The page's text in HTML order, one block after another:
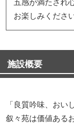
お楽しみください
施設概要
「良質吟味、おい
叙々苑は価値ある